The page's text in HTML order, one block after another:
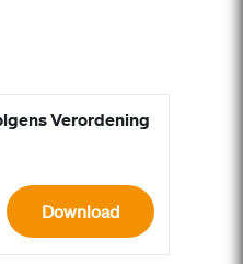
Verordening
Download